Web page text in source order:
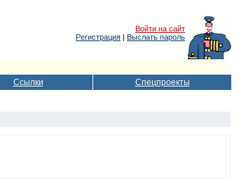
Войти на сайт
Регистрация | Выслать пароль
Ссылки Спецпроекты